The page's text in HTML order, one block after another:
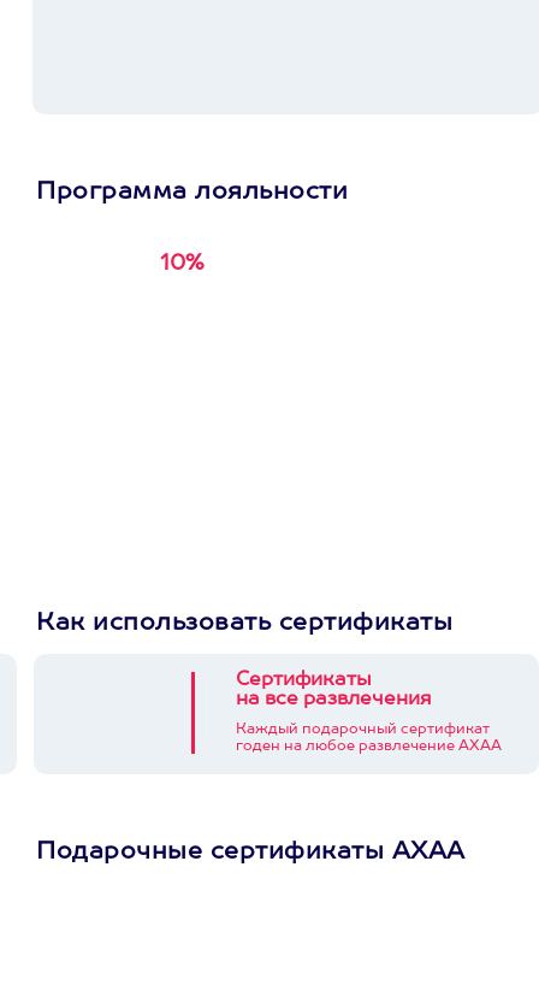
Программа лояльности
10%
Как использовать сертификаты
Сертификаты
на все развлечения
Каждый подарочный сертификат
годен на любое развлечение АХАА
Подарочные сертификаты АХАА